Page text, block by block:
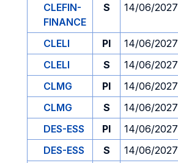
CLEFIN-
FINANCE
S 14/06/2027
CLELI PI 14/06/2027
CLELI
S 14/06/2027
CLMG
PI 14/06/2027
CLMG
S 14/06/2027
DES-ESS
PI 14/06/2027
DES-ESS
S 14/06/2027